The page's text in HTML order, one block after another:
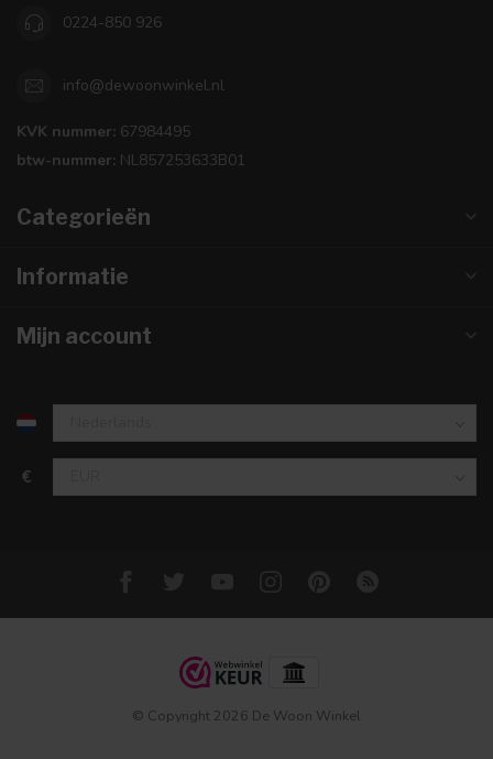
0224-850 926
info@dewoonwinkel.nl
KVK nummer: 67984495
btw-nummer: NL857253633B01
Categorieën
Informatie
Mijn account
€
© Copyright 2026 De Woon Winkel